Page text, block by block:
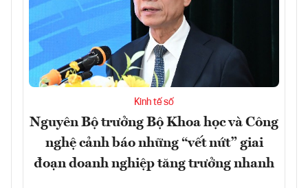
Kinh tế số
Nguyên Bộ trưởng Bộ Khoa học và Công
nghệ cảnh báo những “vết nứt” giai
đoạn doanh nghiệp tăng trưởng nhanh